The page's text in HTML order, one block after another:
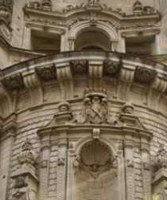
FILODIRITTO REDAZIONE
CODICI